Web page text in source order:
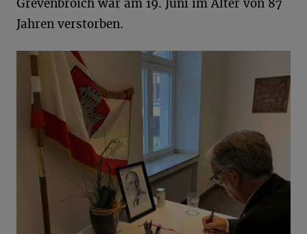
Grevenbroich war am 19. Juni im Alter von 87
Jahren verstorben.